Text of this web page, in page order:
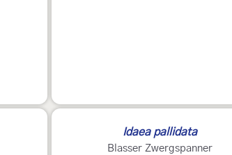
Idaea pallidata
Blasser Zwergspanner